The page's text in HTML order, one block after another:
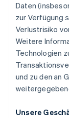
Daten
zur Verfügung
Verlustrisiko
Weitere
Technologien
und zu den an
Unsere